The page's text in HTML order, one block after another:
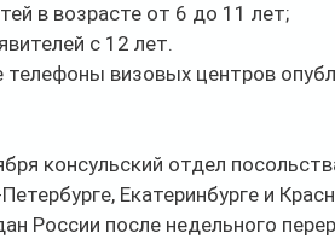
в возрасте от 6 до 11 лет;
с 12 лет.
визовых центров
консульский отдел
Екатеринбурге и
России после недельного